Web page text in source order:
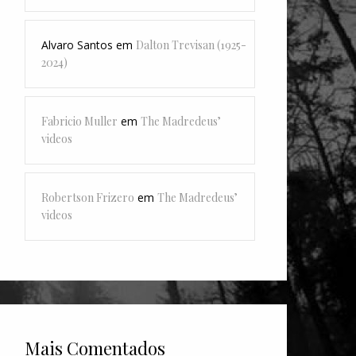
Alvaro Santos em Dalton Trevisan (1925-
2024)
Fabricio Muller em The Madredeus’
videos
Robertson Frizero em The Madredeus’
videos
Mais Comentados